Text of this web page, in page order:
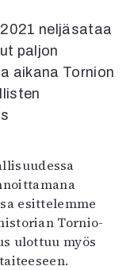
neljäsataa
paljon
aikana Tornion
esittelemme
Tornio-
ulottuu myös